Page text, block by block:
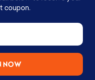
coupon.
NOW